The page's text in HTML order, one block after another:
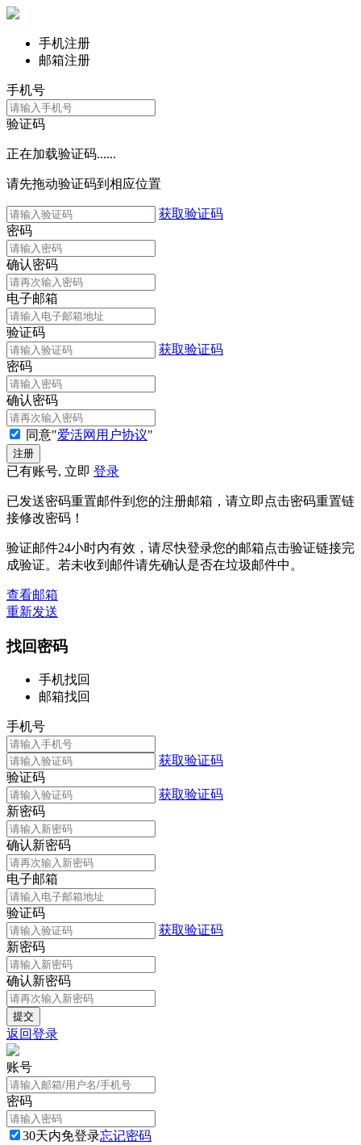
手机注册
邮箱注册
手机号
验证码
正在加载验证码......
请先拖动验证码到相应位置
获取验证码
密码
确认密码
电子邮箱
验证码
获取验证码
密码
确认密码
同意"爱活网用户协议"
已有账号, 立即 登录
已发送密码重置邮件到您的注册邮箱，请立即点击密码重置链
接修改密码！
验证邮件24小时内有效，请尽快登录您的邮箱点击验证链接完
成验证。若未收到邮件请先确认是否在垃圾邮件中。
查看邮箱
重新发送
找回密码
手机找回
邮箱找回
手机号
获取验证码
验证码
获取验证码
新密码
确认新密码
电子邮箱
验证码
获取验证码
新密码
确认新密码
返回登录
账号
密码
30天内免登录忘记密码